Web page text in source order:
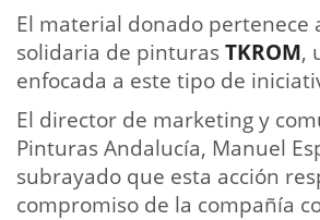
El material donado pertenece
solidaria de pinturasTKROM,
enfocada a este tipo de
El director de marketing y
Pinturas Andalucía, Manuel
subrayado que esta acción
compromiso de la compañía